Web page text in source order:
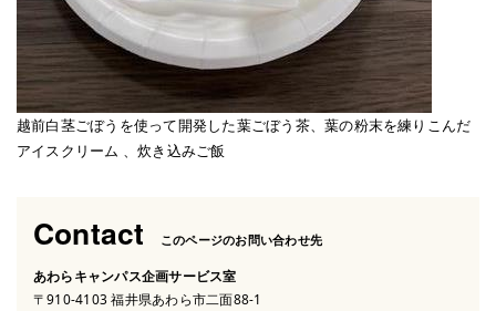
越前白茎ごぼうを使って開発した葉ごぼう茶、葉の粉末を練りこんだ
アイスクリーム 、炊き込みご飯
Contact このページのお問い合わせ先
あわらキャンパス企画サービス室
〒910-4103 福井県あわら市二面88-1